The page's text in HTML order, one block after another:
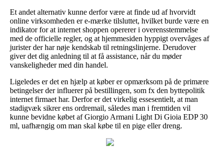
Et andet alternativ kunne derfor være at finde ud af hvorvidt
online virksomheden er e-mærke tilsluttet, hvilket burde være en
indikator for at internet shoppen opererer i overensstemmelse
med de officielle regler, og at hjemmesiden hyppigt overvåges af
jurister der har nøje kendskab til retningslinjerne. Derudover
giver det dig anledning til at få assistance, når du møder
vanskeligheder med din handel.
Ligeledes er det en hjælp at køber er opmærksom på de primære
betingelser der influerer på bestillingen, som fx den byttepolitik
internet firmaet har. Derfor er det virkelig essesentielt, at man
stadigvæk sikrer ens ordremail, således man i fremtiden vil
kunne bevidne købet af Giorgio Armani Light Di Gioia EDP 30
ml, uafhængig om man skal købe til en pige eller dreng.